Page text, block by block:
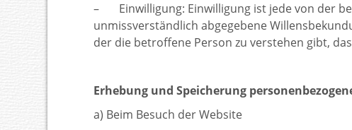
– Einwilligung: Einwilligung ist jede von der
unmissverständlich abgegebene
der die betroffene Person zu verstehen gibt,
Erhebung und Speicherung
a) Beim Besuch der Website